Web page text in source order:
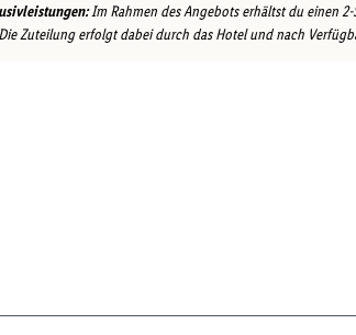
Im Rahmen des Angebots erhältst du einen
Zuteilung erfolgt dabei durch das Hotel und nach